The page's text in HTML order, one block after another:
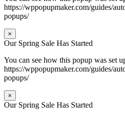
https://wppopupmaker.com/guides/
popups/
×
Our Spring Sale Has Started
You can see how this popup was set
https://wppopupmaker.com/guides/
popups/
×
Our Spring Sale Has Started